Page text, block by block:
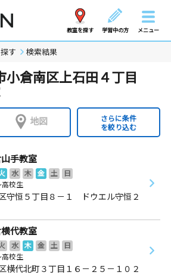
教室を探す 学習中の方 メニュー
す 検索結果
小倉南区上石田４丁目
地図
さらに条件
を絞り込む
手教室
水 木 金 土
日
校生
守恒５丁目８－１ ドウエル守恒２
代教室
水 木 金 土
日
高校生
横代北町３丁目１６－２５－１０２